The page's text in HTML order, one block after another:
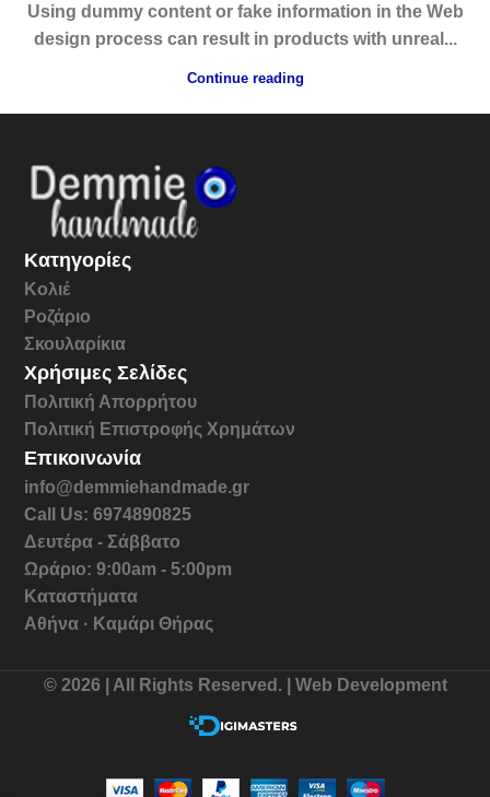
Using dummy content or fake information in the Web
design process can result in products with unreal...
Continue reading
Κατηγορίες
Κολιέ
Ροζάριο
Σκουλαρίκια
Χρήσιμες Σελίδες
Πολιτική Απορρήτου
Πολιτική Επιστροφής Χρημάτων
Επικοινωνία
info@demmiehandmade.gr
Call Us: 6974890825
Δευτέρα - Σάββατο
Ωράριο: 9:00am - 5:00pm
Καταστήματα
Αθήνα · Καμάρι Θήρας
© 2026 | All Rights Reserved. | Web Development